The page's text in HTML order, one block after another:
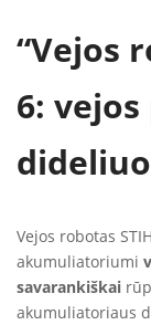
“Vejos
6:
Vejos robotas
akumuliatoriumi
savarankiškai
akumuliatoriaus